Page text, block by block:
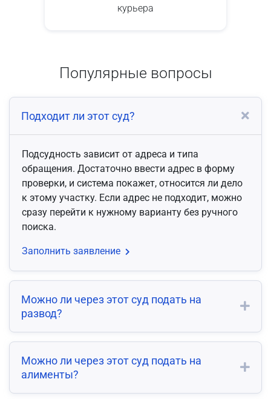
курьера
Популярные вопросы
Подходит ли этот суд?
Подсудность зависит от адреса и типа
обращения. Достаточно ввести адрес в форму
проверки, и система покажет, относится ли дело
к этому участку. Если адрес не подходит, можно
сразу перейти к нужному варианту без ручного
поиска.
Заполнить заявление
Можно ли через этот суд подать на
развод?
Можно ли через этот суд подать на
алименты?